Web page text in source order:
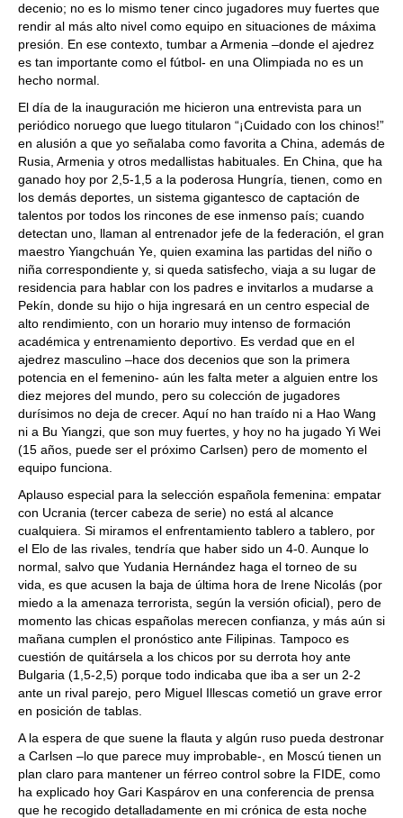
decenio; no es lo mismo tener cinco jugadores muy fuertes que
rendir al más alto nivel como equipo en situaciones de máxima
presión. En ese contexto, tumbar a Armenia –donde el ajedrez
es tan importante como el fútbol- en una Olimpiada no es un
hecho normal.
El día de la inauguración me hicieron una entrevista para un
periódico noruego que luego titularon “¡Cuidado con los chinos!”
en alusión a que yo señalaba como favorita a China, además de
Rusia, Armenia y otros medallistas habituales. En China, que ha
ganado hoy por 2,5-1,5 a la poderosa Hungría, tienen, como en
los demás deportes, un sistema gigantesco de captación de
talentos por todos los rincones de ese inmenso país; cuando
detectan uno, llaman al entrenador jefe de la federación, el gran
maestro Yiangchuán Ye, quien examina las partidas del niño o
niña correspondiente y, si queda satisfecho, viaja a su lugar de
residencia para hablar con los padres e invitarlos a mudarse a
Pekín, donde su hijo o hija ingresará en un centro especial de
alto rendimiento, con un horario muy intenso de formación
académica y entrenamiento deportivo. Es verdad que en el
ajedrez masculino –hace dos decenios que son la primera
potencia en el femenino- aún les falta meter a alguien entre los
diez mejores del mundo, pero su colección de jugadores
durísimos no deja de crecer. Aquí no han traído ni a Hao Wang
ni a Bu Yiangzi, que son muy fuertes, y hoy no ha jugado Yi Wei
(15 años, puede ser el próximo Carlsen) pero de momento el
equipo funciona.
Aplauso especial para la selección española femenina: empatar
con Ucrania (tercer cabeza de serie) no está al alcance
cualquiera. Si miramos el enfrentamiento tablero a tablero, por
el Elo de las rivales, tendría que haber sido un 4-0. Aunque lo
normal, salvo que Yudania Hernández haga el torneo de su
vida, es que acusen la baja de última hora de Irene Nicolás (por
miedo a la amenaza terrorista, según la versión oficial), pero de
momento las chicas españolas merecen confianza, y más aún si
mañana cumplen el pronóstico ante Filipinas. Tampoco es
cuestión de quitársela a los chicos por su derrota hoy ante
Bulgaria (1,5-2,5) porque todo indicaba que iba a ser un 2-2
ante un rival parejo, pero Miguel Illescas cometió un grave error
en posición de tablas.
A la espera de que suene la flauta y algún ruso pueda destronar
a Carlsen –lo que parece muy improbable-, en Moscú tienen un
plan claro para mantener un férreo control sobre la FIDE, como
ha explicado hoy Gari Kaspárov en una conferencia de prensa
que he recogido detalladamente en mi crónica de esta noche